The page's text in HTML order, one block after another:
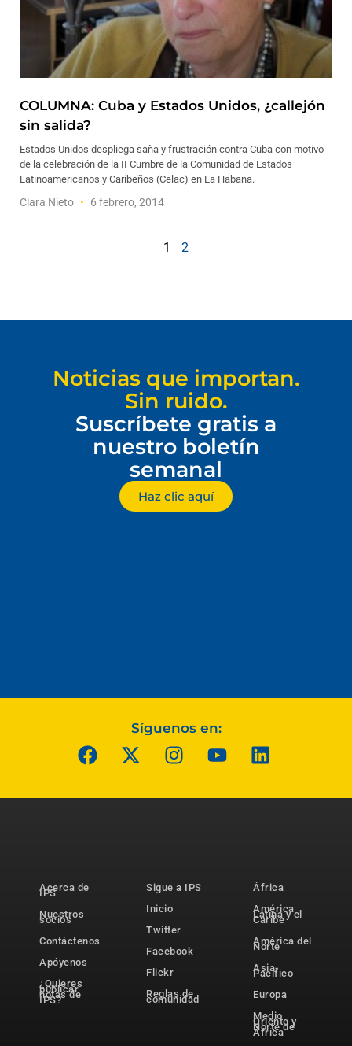
COLUMNA: Cuba y Estados Unidos, ¿callejón
sin salida?
Estados Unidos despliega saña y frustración contra Cuba con motivo
de la celebración de la II Cumbre de la Comunidad de Estados
Latinoamericanos y Caribeños (Celac) en La Habana.
Clara Nieto 6 febrero, 2014
1 2
Noticias que importan.
Sin ruido.
Suscríbete gratis a
nuestro boletín
semanal
Haz clic aquí
Síguenos en:
Acerca de
IPS
Nuestros
socios
Contáctenos
Apóyenos
¿Quieres
publicar
notas de
IPS?
Sigue a IPS
Inicio
Twitter
Facebook
Flickr
Reglas de
comunidad
África
América
Latina y el
Caribe
América del
Norte
Asia-
Pacífico
Europa
Medio
Oriente y
Norte de
África